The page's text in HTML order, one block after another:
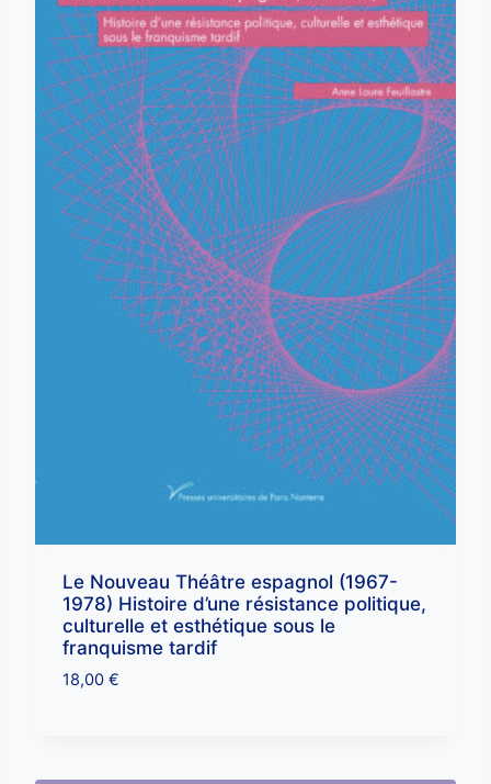
Le Nouveau Théâtre espagnol (1967-
1978) Histoire d’une résistance politique,
culturelle et esthétique sous le
franquisme tardif
18,00 €